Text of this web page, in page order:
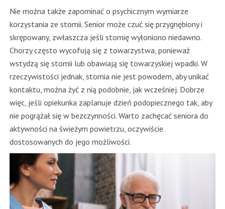
Nie można także zapominać o psychicznym wymiarze
korzystania ze stomii. Senior może czuć się przygnębiony i
skrępowany, zwłaszcza jeśli stomię wyłoniono niedawno.
Chorzy często wycofują się z towarzystwa, ponieważ
wstydzą się stomii lub obawiają się towarzyskiej wpadki. W
rzeczywistości jednak, stomia nie jest powodem, aby unikać
kontaktu, można żyć z nią podobnie, jak wcześniej. Dobrze
więc, jeśli opiekunka zaplanuje dzień podopiecznego tak, aby
nie pogrążał się w bezczynności. Warto zachęcać seniora do
aktywności na świeżym powietrzu, oczywiście
dostosowanych do jego możliwości.